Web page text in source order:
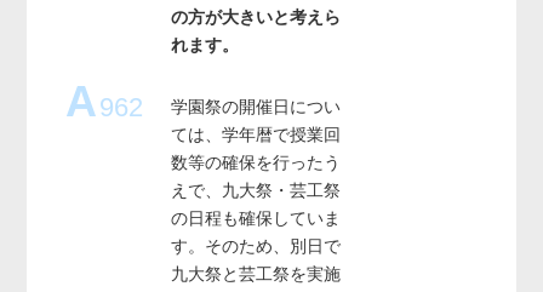
の方が大きいと考えら
れます。
A962
学園祭の開催日につい
ては、学年暦で授業回
数等の確保を行ったう
えで、九大祭・芸工祭
の日程も確保していま
す。そのため、別日で
九大祭と芸工祭を実施